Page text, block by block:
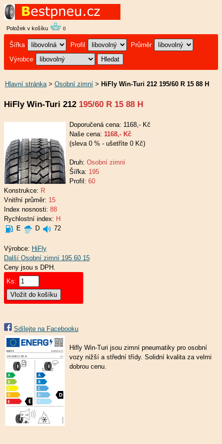
Položek v košíku 0
Šířka Profil
Průměr
Výrobce
Hlavní stránka> Osobní zimní > HiFly Win-Turi 212 195/60 R 15 88 H
HiFly Win-Turi 212 195/60 R 15 88 H
Doporučená cena: 1168,- Kč
Naše cena: 1168,- Kč
(sleva 0 % - ušetříte 0 Kč)
Druh: Osobní zimní
Šířka: 195
Profil: 60
Konstrukce: R
Vnitřní průměr: 15
Index nosnosti: 88
Rychlostní index: H
E
D 72
Výrobce: HiFly
Ceny jsou s DPH.
Ks:
Sdílejte na Facebooku
Hifly Win-Turi jsou zimní pneumatiky pro osobní
vozy nižší a střední třídy. Solidní kvalita za velmi
dobrou cenu.